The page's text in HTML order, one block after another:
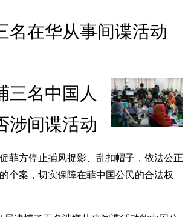
名在华从事间谍活动
三名中国人
涉间谍活动
菲方停止捕风捉影、乱扣帽子，依法公正
个案，切实保障在菲中国公民的合法权